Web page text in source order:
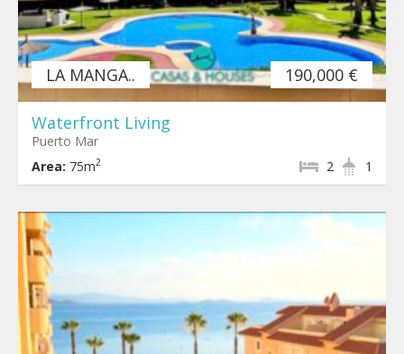
LA MANGA.. 190,000 €
Waterfront Living
Puerto Mar
Area: 75m2 1
2